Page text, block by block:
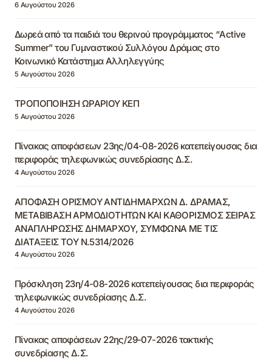
6 Αυγούστου 2026
Δωρεά από τα παιδιά του θερινού προγράμματος “Active
Summer” του Γυμναστικού Συλλόγου Δράμας στο
Κοινωνικό Κατάστημα Αλληλεγγύης
5 Αυγούστου 2026
ΤΡΟΠΟΠΟΙΗΣΗ ΩΡΑΡΙΟΥ ΚΕΠ
5 Αυγούστου 2026
Πίνακας αποφάσεων 23ης/04-08-2026 κατεπείγουσας δια
περιφοράς τηλεφωνικώς συνεδρίασης Δ.Σ.
4 Αυγούστου 2026
ΑΠΟΦΑΣΗ ΟΡΙΣΜΟΥ ΑΝΤΙΔΗΜΑΡΧΩΝ Δ. ΔΡΑΜΑΣ,
ΜΕΤΑΒΙΒΑΣΗ ΑΡΜΟΔΙΟΤΗΤΩΝ ΚΑΙ ΚΑΘΟΡΙΣΜΟΣ ΣΕΙΡΑΣ
ΑΝΑΠΛΗΡΩΣΗΣ ΔΗΜΑΡΧΟΥ, ΣΥΜΦΩΝΑ ΜΕ ΤΙΣ
ΔΙΑΤΑΞΕΙΣ ΤΟΥ Ν.5314/2026
4 Αυγούστου 2026
Πρόσκληση 23η/4-08-2026 κατεπείγουσας δια περιφοράς
τηλεφωνικώς συνεδρίασης Δ.Σ.
4 Αυγούστου 2026
Πίνακας αποφάσεων 22ης/29-07-2026 τακτικής
συνεδρίασης Δ.Σ.